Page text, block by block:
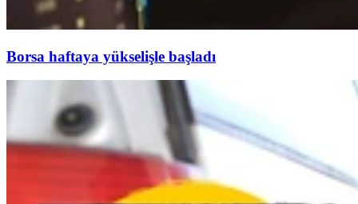
Borsa haftaya yükselişle başladı